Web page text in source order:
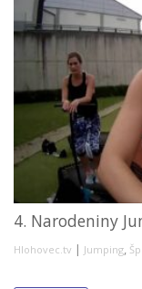
4. Narodeniny
Hlohovec.tv | Jumping,